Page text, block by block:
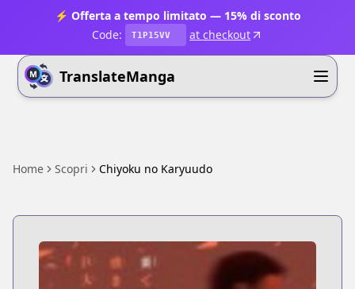
⚡ Offerta a tempo limitato — 15% di sconto
Code:
T1P15VV at checkout
TranslateManga
Home Scopri Chiyoku no Karyuudo